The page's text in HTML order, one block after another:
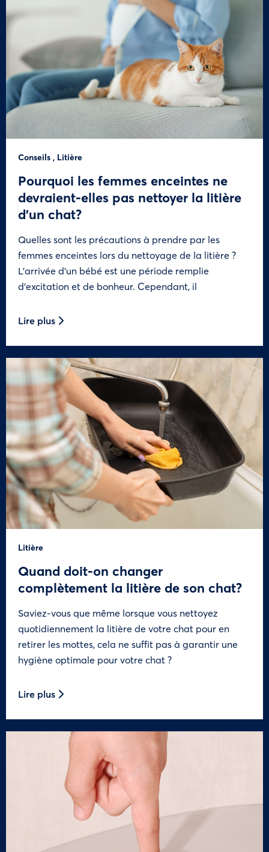
Conseils , Litière
Pourquoi les femmes enceintes ne
devraient-elles pas nettoyer la litière
d’un chat?
Quelles sont les précautions à prendre par les
femmes enceintes lors du nettoyage de la litière ?
L’arrivée d’un bébé est une période remplie
d’excitation et de bonheur. Cependant, il
Lire plus
Litière
Quand doit-on changer
complètement la litière de son chat?
Saviez-vous que même lorsque vous nettoyez
quotidiennement la litière de votre chat pour en
retirer les mottes, cela ne suffit pas à garantir une
hygiène optimale pour votre chat ?
Lire plus